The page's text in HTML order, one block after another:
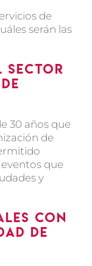
de
serán las
sector
30 años que
de
que
y
con
de